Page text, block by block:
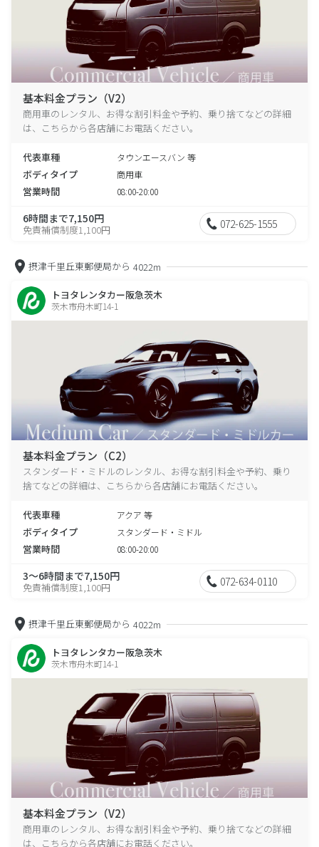
基本料金プラン（V2）
商用車のレンタル、お得な割引料金や予約、乗り捨てなどの詳細
は、こちらから各店舗にお電話ください。
代表車種 タウンエースバン 等
ボディタイプ 商用車
営業時間 08:00-20:00
6時間まで7,150円
免責補償制度1,100円 072-625-1555
摂津千里丘東郵便局から 4022m
トヨタレンタカー阪急茨木
茨木市舟木町14-1
基本料金プラン（C2）
スタンダード・ミドルのレンタル、お得な割引料金や予約、乗り
捨てなどの詳細は、こちらから各店舗にお電話ください。
代表車種 アクア 等
ボディタイプ スタンダード・ミドル
営業時間 08:00-20:00
3～6時間まで7,150円
免責補償制度1,100円 072-634-0110
摂津千里丘東郵便局から 4022m
トヨタレンタカー阪急茨木
茨木市舟木町14-1
基本料金プラン（V2）
商用車のレンタル、お得な割引料金や予約、乗り捨てなどの詳細
は、こちらから各店舗にお電話ください。